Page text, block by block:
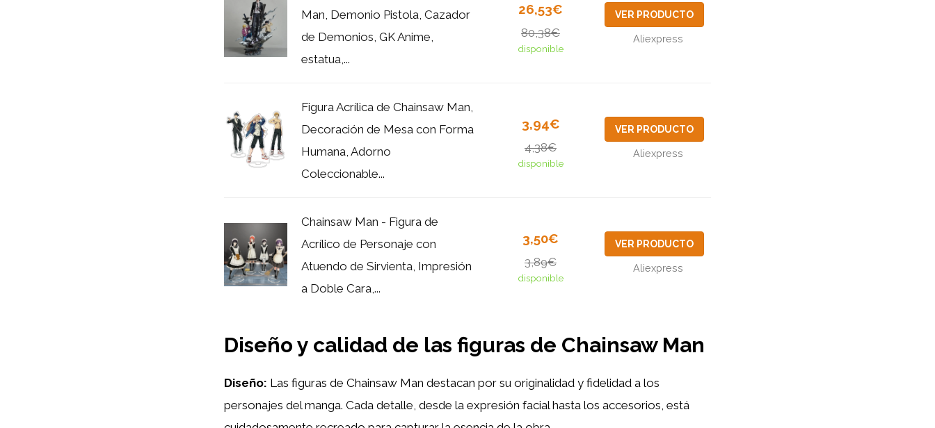
Man, Demonio Pistola, Cazador
de Demonios, GK Anime,
estatua,...
26,53€
80,38€
disponible
VER PRODUCTO
Aliexpress
Figura Acrílica de Chainsaw Man,
Decoración de Mesa con Forma
Humana, Adorno
Coleccionable...
3,94€
4,38€
disponible
VER PRODUCTO
Aliexpress
Chainsaw Man - Figura de
Acrílico de Personaje con
Atuendo de Sirvienta, Impresión
a Doble Cara,...
3,50€
3,89€
disponible
VER PRODUCTO
Aliexpress
Diseño y calidad de las figuras de Chainsaw Man
Diseño: Las figuras de Chainsaw Man destacan por su originalidad y fidelidad a los
personajes del manga. Cada detalle, desde la expresión facial hasta los accesorios, está